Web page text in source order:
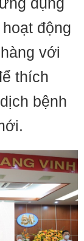
động
với
thích
bệnh